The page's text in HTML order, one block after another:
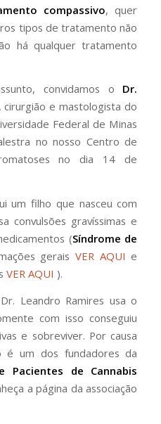
compassivo, quer
tipos de tratamento não
há qualquer tratamento
convidamos o Dr.
cirurgião e mastologista do
Federal de Minas
no nosso Centro de
no dia 14 de
um filho que nasceu com
convulsões gravíssimas e
(Síndrome de
gerais VER AQUI e
VER AQUI ).
Leandro Ramires usa o
com isso conseguiu
e sobreviver. Por causa
é um dos fundadores da
Pacientes de Cannabis
a página da associação